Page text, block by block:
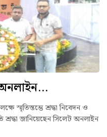
স্মৃতিস্তম্ভে শ্রদ্ধা নিবেদন ও
জানিয়েছেন সিলেট অনলাইন